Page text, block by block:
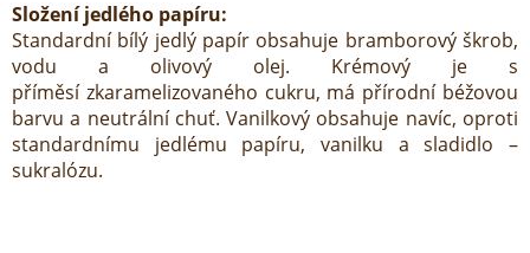
Složení jedlého papíru:
Standardní bílý jedlý papír obsahuje bramborový škrob,
vodu a olivový olej. Krémový je s
příměsí zkaramelizovaného cukru, má přírodní béžovou
barvu a neutrální chuť. Vanilkový obsahuje navíc, oproti
standardnímu jedlému papíru, vanilku a sladidlo –
sukralózu.